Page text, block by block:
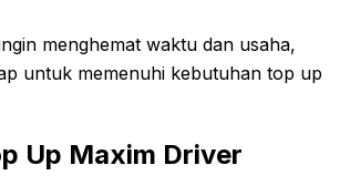
menghemat waktu dan usaha,
untuk memenuhi kebutuhan top up
Up Maxim Driver